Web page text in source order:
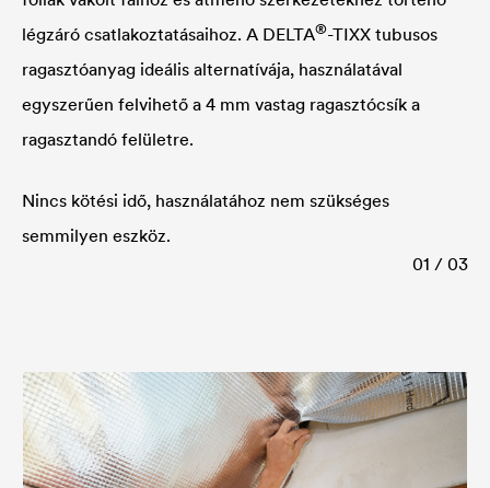
légzáró csatlakoztatásaihoz. A DELTA®-TIXX tubusos
ragasztóanyag ideális alternatívája, használatával
egyszerűen felvihető a 4 mm vastag ragasztócsík a
ragasztandó felületre.
Nincs kötési idő, használatához nem szükséges
semmilyen eszköz.
01 / 03